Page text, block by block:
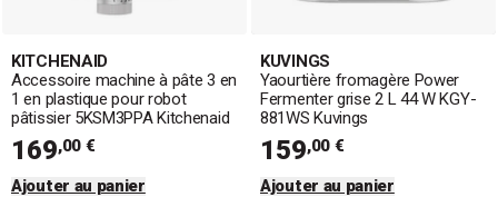
KITCHENAID
Accessoire machine à pâte 3 en
1 en plastique pour robot
pâtissier 5KSM3PPA Kitchenaid
169,00 €
Ajouter au panier
KUVINGS
Yaourtière fromagère Power
Fermenter grise 2 L 44 W KGY-
881WS Kuvings
159,00 €
Ajouter au panier